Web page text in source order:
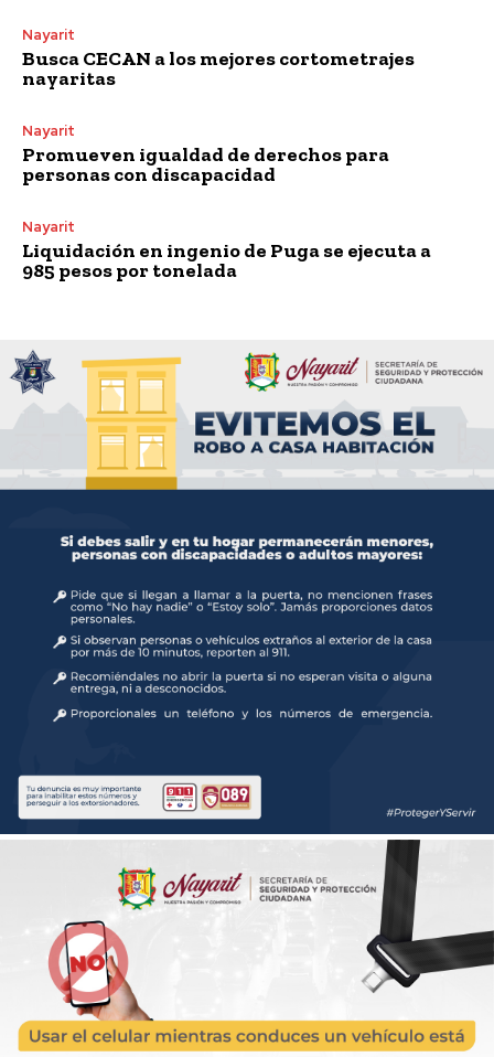
Nayarit
Busca CECAN a los mejores cortometrajes
nayaritas
Nayarit
Promueven igualdad de derechos para
personas con discapacidad
Nayarit
Liquidación en ingenio de Puga se ejecuta a
985 pesos por tonelada